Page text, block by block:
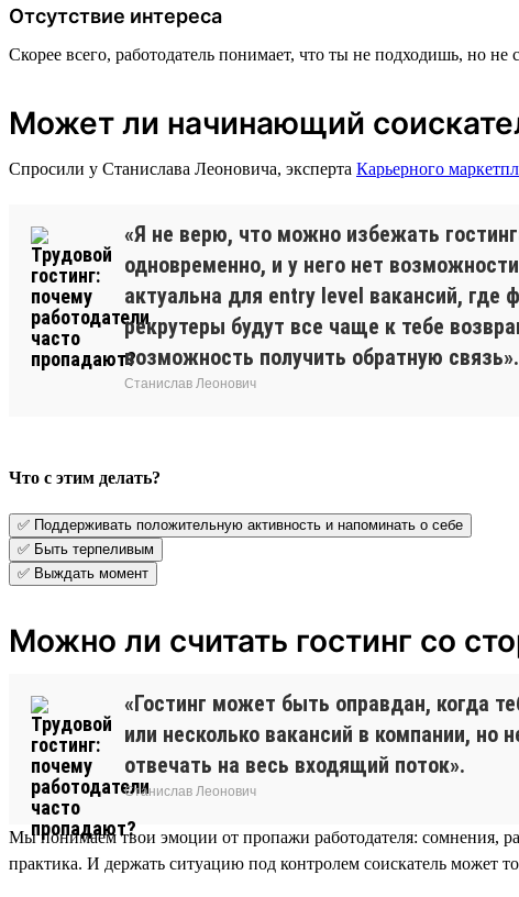
Отсутствие интереса
Скорее всего, работодатель понимает, что ты не подходишь, но не
Может ли начинающий
Спросили у Станислава Леоновича, эксперта Карьерного
«Я не верю, что можно избежать
одновременно, и у него нет
актуальна для entry level вакансий, где
рекрутеры будут все чаще к тебе
возможность получить обратную связь».
Станислав Леонович
Что с этим делать?
✅ Поддерживать положительную активность и напоминать о себе
✅ Быть терпеливым
✅ Выждать момент
Можно ли считать гостинг со
«Гостинг может быть оправдан, когда
или несколько вакансий в компании,
отвечать на весь входящий поток».
Станислав Леонович
Мы понимаем твои эмоции от пропажи работодателя: сомнения,
практика. И держать ситуацию под контролем соискатель может